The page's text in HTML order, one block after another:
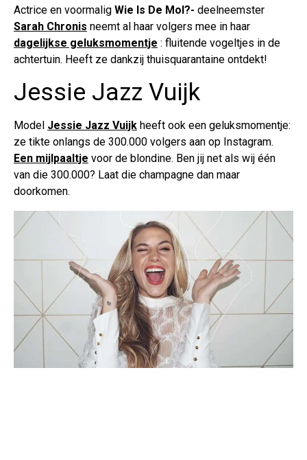
Actrice en voormalig Wie Is De Mol?- deelneemster
Sarah Chronis neemt al haar volgers mee in haar
dagelijkse geluksmomentje : fluitende vogeltjes in de
achtertuin. Heeft ze dankzij thuisquarantaine ontdekt!
Jessie Jazz Vuijk
Model Jessie Jazz Vuijk heeft ook een geluksmomentje:
ze tikte onlangs de 300.000 volgers aan op Instagram.
Een mijlpaaltje voor de blondine. Ben jij net als wij één
van die 300.000? Laat die champagne dan maar
doorkomen.